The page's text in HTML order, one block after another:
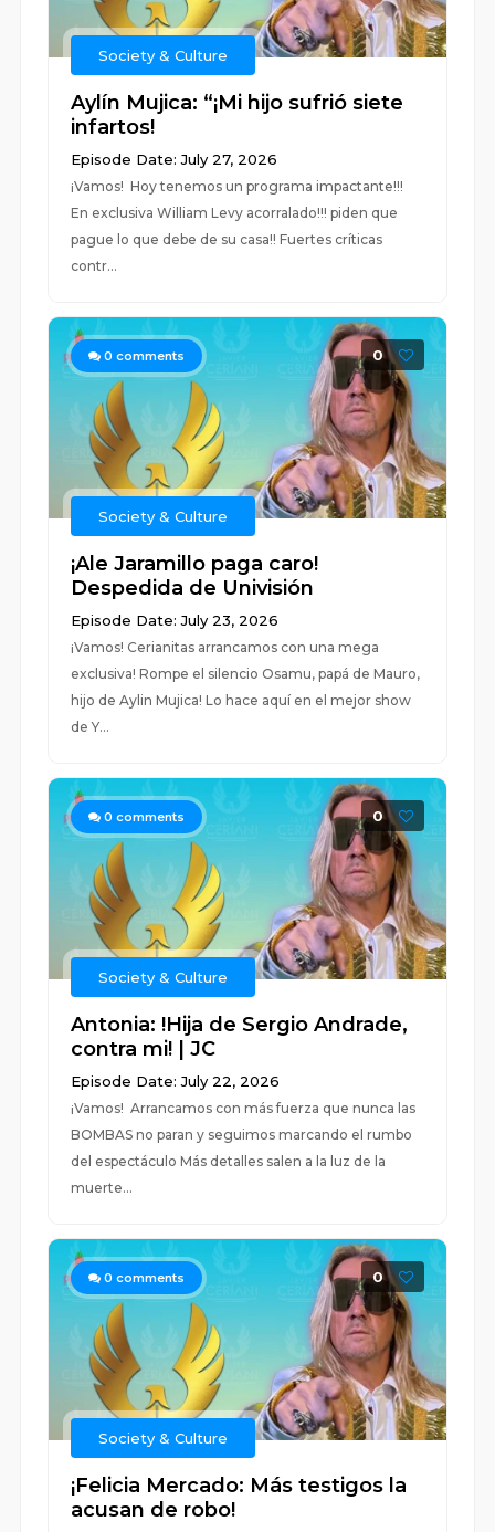
Society & Culture
Aylín Mujica: “¡Mi hijo sufrió siete
infartos!
Episode Date: July 27, 2026
¡Vamos! Hoy tenemos un programa impactante!!!
En exclusiva William Levy acorralado!!! piden que
pague lo que debe de su casa!! Fuertes críticas
contr...
0 comments 0
Society & Culture
¡Ale Jaramillo paga caro!
Despedida de Univisión
Episode Date: July 23, 2026
¡Vamos! Cerianitas arrancamos con una mega
exclusiva! Rompe el silencio Osamu, papá de Mauro,
hijo de Aylin Mujica! Lo hace aquí en el mejor show
de Y...
0 comments 0
Society & Culture
Antonia: !Hija de Sergio Andrade,
contra mi! | JC
Episode Date: July 22, 2026
¡Vamos! Arrancamos con más fuerza que nunca las
BOMBAS no paran y seguimos marcando el rumbo
del espectáculo Más detalles salen a la luz de la
muerte...
0 comments 0
Society & Culture
¡Felicia Mercado: Más testigos la
acusan de robo!